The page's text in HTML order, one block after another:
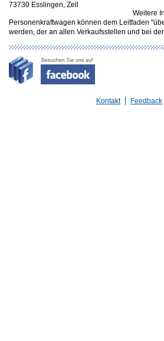
73730 Esslingen, Zell
Weitere
Personenkraftwagen können dem Leitfaden
werden, der an allen Verkaufsstellen und bei
Kontakt Feedback